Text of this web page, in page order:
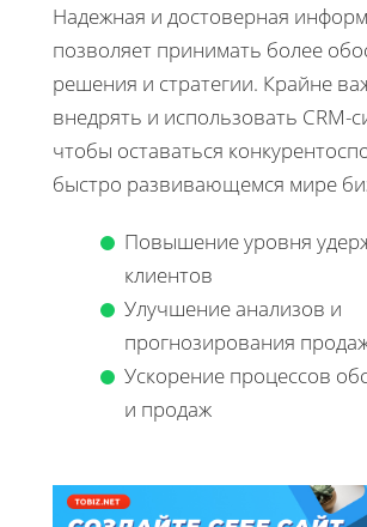
Надежная и достоверная
позволяет принимать более
решения и стратегии. Крайне
внедрять и использовать CRM-
чтобы оставаться
быстро развивающемся мире
Повышение уровня
клиентов
Улучшение анализов и
прогнозирования
Ускорение процессов
и продаж